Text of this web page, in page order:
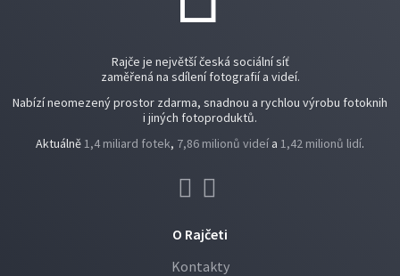
Rajče je největší česká sociální síť
zaměřená na sdílení fotografií a videí.
Nabízí neomezený prostor zdarma, snadnou a rychlou výrobu fotoknih
i jiných fotoproduktů.
Aktuálně1,4 miliard fotek, 7,86 milionů videí a 1,42 milionů lidí.
O Rajčeti
Kontakty